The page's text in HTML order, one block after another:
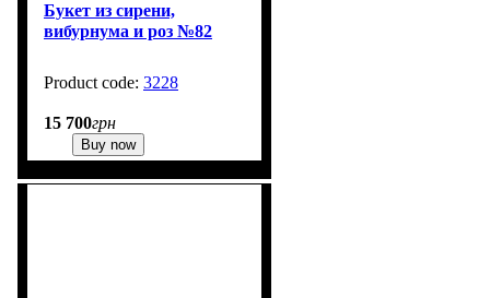
Букет из сирени,
вибурнума и роз №82
3228
15 700грн
Buy now